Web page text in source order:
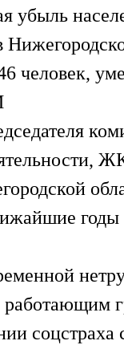
убыль
человек,
работающим
соцстраха